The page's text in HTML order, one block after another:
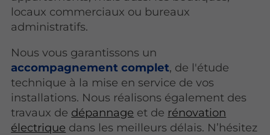
locaux commerciaux ou bureaux
administratifs.
Nous vous garantissons un
accompagnement complet, de l'étude
technique à la mise en service de vos
installations. Nous réalisons également des
travaux de dépannage et de rénovation
électrique dans les meilleurs délais. N’hésitez